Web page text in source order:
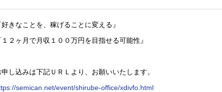
好きなことを、稼げることに変える』
１２ヶ月で月収１００万円を目指せる可能性』
申し込みは下記ＵＲＬより、お願いいたします。
semican.net/event/shirube-office/xdivfo.html